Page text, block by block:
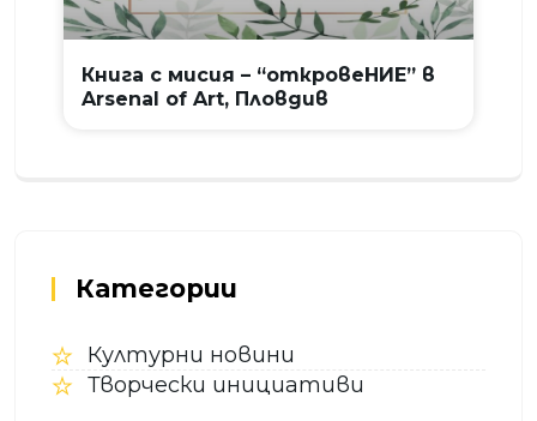
Книга с мисия – “откровеНИЕ” в
Arsenal of Art, Пловдив
Категории
Културни новини
Творчески инициативи